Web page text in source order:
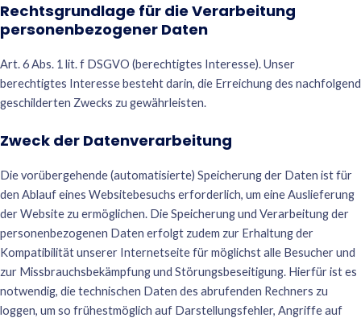
Rechtsgrundlage für die Verarbeitung
personenbezogener Daten
Art. 6 Abs. 1 lit. f DSGVO (berechtigtes Interesse). Unser
berechtigtes Interesse besteht darin, die Erreichung des nachfolgend
geschilderten Zwecks zu gewährleisten.
Zweck der Datenverarbeitung
Die vorübergehende (automatisierte) Speicherung der Daten ist für
den Ablauf eines Websitebesuchs erforderlich, um eine Auslieferung
der Website zu ermöglichen. Die Speicherung und Verarbeitung der
personenbezogenen Daten erfolgt zudem zur Erhaltung der
Kompatibilität unserer Internetseite für möglichst alle Besucher und
zur Missbrauchsbekämpfung und Störungsbeseitigung. Hierfür ist es
notwendig, die technischen Daten des abrufenden Rechners zu
loggen, um so frühestmöglich auf Darstellungsfehler, Angriffe auf